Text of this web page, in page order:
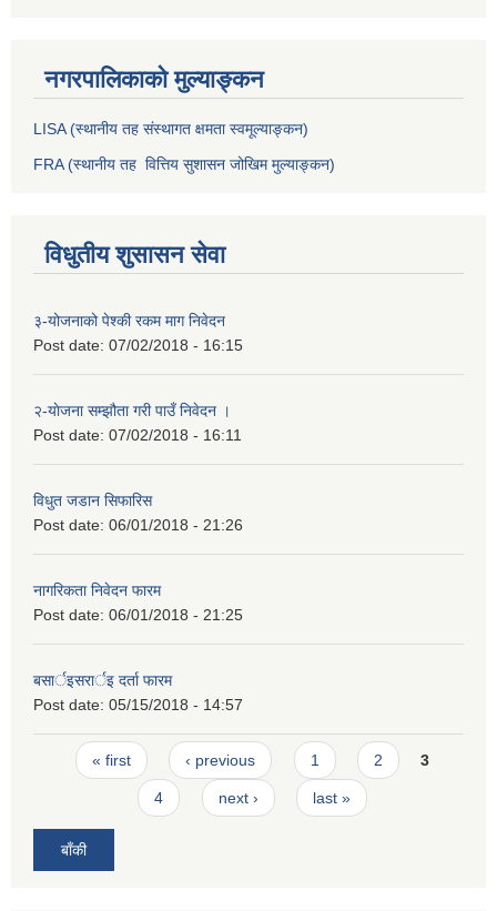
नगरपालिकाको मुल्याङ्कन
LISA (स्थानीय तह संस्थागत क्षमता स्वमूल्याङ्कन)
FRA (स्थानीय तह वित्तिय सुशासन जोखिम मुल्याङ्कन)
विधुतीय शुसासन सेवा
३-योजनाको पेश्की रकम माग निवेदन
Post date: 07/02/2018 - 16:15
२-याेजना सम्झौता गरी पाउँ निवेदन ।
Post date: 07/02/2018 - 16:11
विधुत जडान सिफारिस
Post date: 06/01/2018 - 21:26
नागरिकता निवेदन फारम
Post date: 06/01/2018 - 21:25
बसार्इसरार्इ दर्ता फारम
Post date: 05/15/2018 - 14:57
Pages
« first ‹ previous 1 2 3
4 next › last »
बाँकी